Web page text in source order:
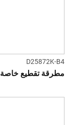
D25872K-B4
مطرقة تقطيع خاصة 7 كجم UTC